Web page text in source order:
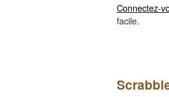
Connectez-
facile.